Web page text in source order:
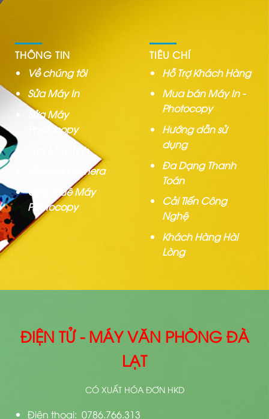
THÔNG TIN
Về chúng tôi
Sửa Máy In
Sửa Máy
Photocopy
Sửa Máy Tính
Lắp đặt Camera
Cho Thuê Máy
Photocopy
TIÊU CHÍ
Hỗ Trợ Khách Hàng
Mua bán Máy In -
Photocopy
Hướng dẫn sử
dụng
Đa Dạng Thanh
Toán
Cải Tiến Công
Nghệ
Khách Hàng Hài
Lòng
ĐIỆN TỬ - MÁY VĂN PHÒNG ĐÀ
LẠT
CÓ XUẤT HÓA ĐƠN HKD
Điện thoại: 0786.766.313